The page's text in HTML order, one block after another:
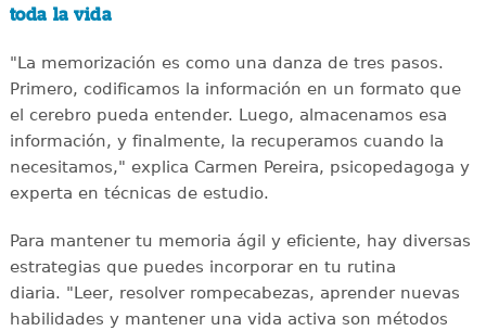
toda la vida
"La memorización es como una danza de tres pasos.
Primero, codificamos la información en un formato que
el cerebro pueda entender. Luego, almacenamos esa
información, y finalmente, la recuperamos cuando la
necesitamos," explica Carmen Pereira, psicopedagoga y
experta en técnicas de estudio.
Para mantener tu memoria ágil y eficiente, hay diversas
estrategias que puedes incorporar en tu rutina
diaria. "Leer, resolver rompecabezas, aprender nuevas
habilidades y mantener una vida activa son métodos